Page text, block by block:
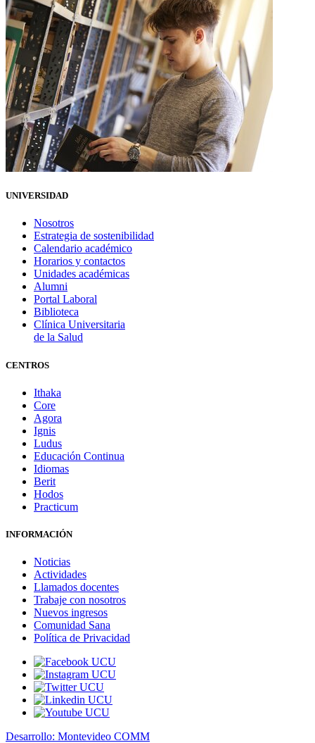
UNIVERSIDAD
Nosotros
Estrategia de sostenibilidad
Calendario académico
Horarios y contactos
Unidades académicas
Alumni
Portal Laboral
Biblioteca
Clínica Universitaria
de la Salud
CENTROS
Ithaka
Core
Agora
Ignis
Ludus
Educación Continua
Idiomas
Berit
Hodos
Practicum
INFORMACIÓN
Noticias
Actividades
Llamados docentes
Trabaje con nosotros
Nuevos ingresos
Comunidad Sana
Política de Privacidad
Desarrollo: Montevideo COMM